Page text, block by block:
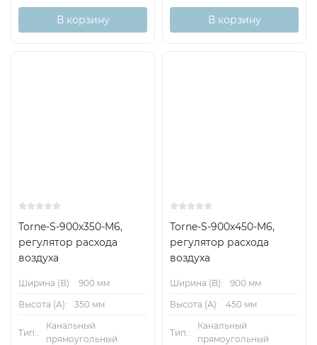
В корзину В корзину
Torne-S-900x350-M6,
регулятор расхода
воздуха
Ширина (B):
900 мм
Высота (А):
350 мм
Тип.:
Канальный
прямоугольный
Torne-S-900x450-M6,
регулятор расхода
воздуха
Ширина (B):
900 мм
Высота (А):
450 мм
Тип.:
Канальный
прямоугольный